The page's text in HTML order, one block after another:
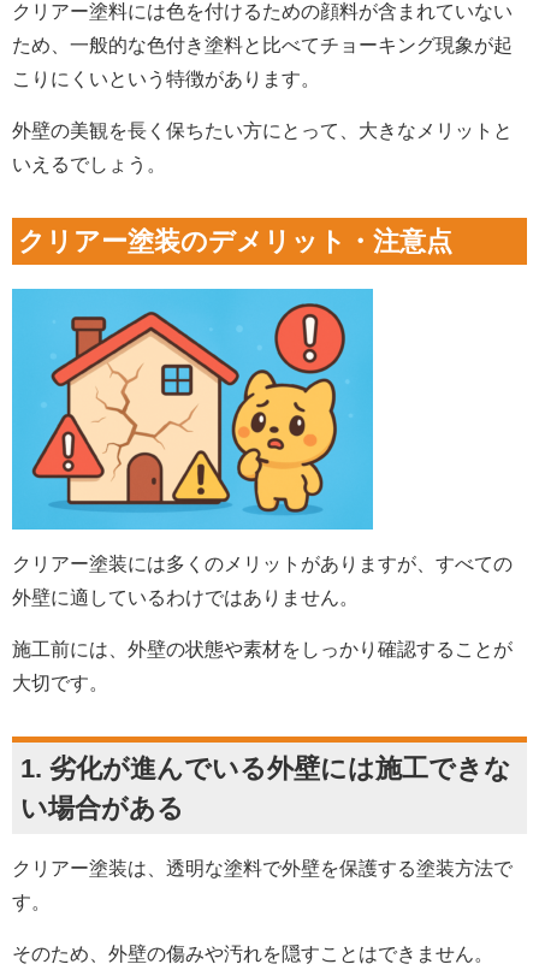
クリアー塗料には色を付けるための顔料が含まれていない
ため、一般的な色付き塗料と比べてチョーキング現象が起
こりにくいという特徴があります。
外壁の美観を長く保ちたい方にとって、大きなメリットと
いえるでしょう。
クリアー塗装のデメリット・注意点
クリアー塗装には多くのメリットがありますが、すべての
外壁に適しているわけではありません。
施工前には、外壁の状態や素材をしっかり確認することが
大切です。
1. 劣化が進んでいる外壁には施工できな
い場合がある
クリアー塗装は、透明な塗料で外壁を保護する塗装方法で
す。
そのため、外壁の傷みや汚れを隠すことはできません。